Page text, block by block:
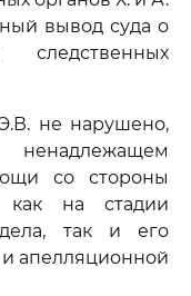
вывод суда о
следственных
не нарушено,
со стороны
как на стадии
дела, так и его
апелляционной